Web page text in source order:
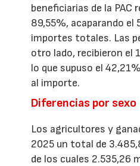
beneficiarias de la PAC
89,55%, acaparando el
importes totales. Las
otro lado, recibieron el
lo que supuso el
al importe.
Diferencias por sexo
Los agricultores y
2025 un total de
de los cuales 2.535,26